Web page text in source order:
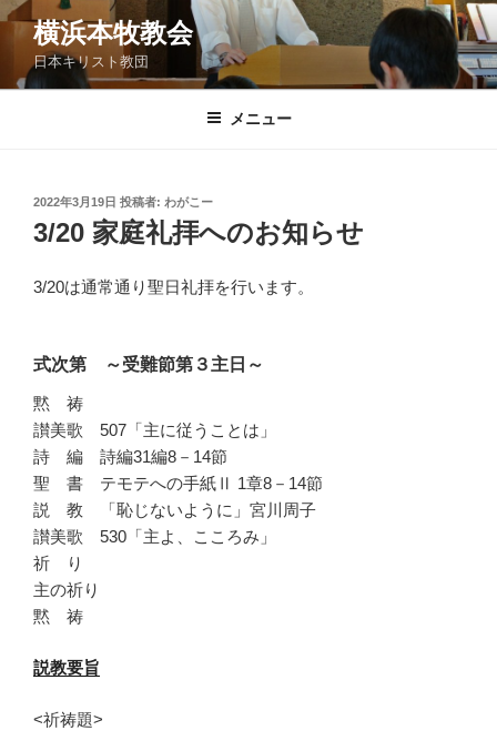
コ
ン
横浜本牧教会
日本キリスト教団
メニュー
投
稿
日:
2022年3月19日 投稿者: わがこー
3/20 家庭礼拝へのお知らせ
3/20は通常通り聖日礼拝を行います。
式次第 ～受難節第３主日～
黙 祷
讃美歌 507「主に従うことは」
詩 編 詩編31編8－14節
聖 書 テモテへの手紙Ⅱ 1章8－14節
説 教 「恥じないように」宮川周子
讃美歌 530「主よ、こころみ」
祈 り
主の祈り
黙 祷
説教要旨
<祈祷題>